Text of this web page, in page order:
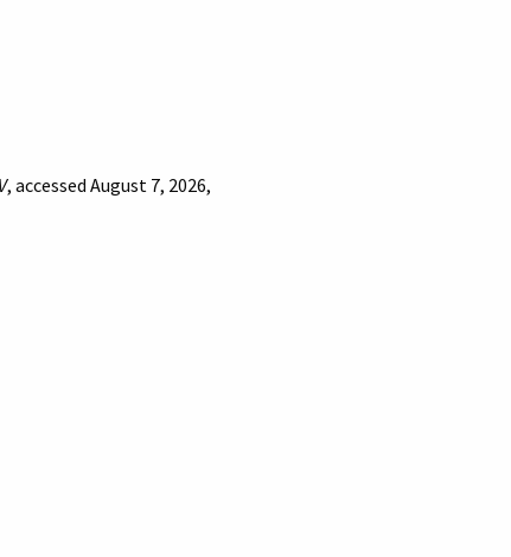
, accessed August 7, 2026,